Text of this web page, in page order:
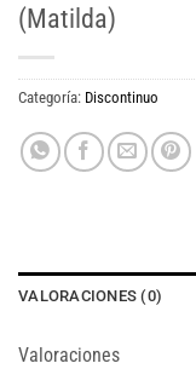
(Matilda)
Categoría: Discontinuo
VALORACIONES (0)
Valoraciones